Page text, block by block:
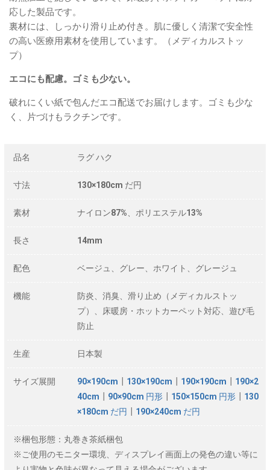
応した製品です。
裏材には、しっかり滑り止め付き。肌に優しく清潔で安全性
の高い医療用素材を使用しています。（メディカルストッ
プ）
エコにも配慮。ゴミも少ない。
破れにくい紙で包んだエコ配送でお届けします。ゴミも少な
く、片づけもラクチンです。
品名 ラグ ハク
寸法 130×180cm だ円
素材 ナイロン87%、ポリエステル13%
長さ 14mm
配色 ベージュ、グレー、ホワイト、グレージュ
機能
防炎、消臭、滑り止め（メディカルストッ
プ）、床暖房・ホットカーペット対応、遊び毛
防止
生産 日本製
サイズ展開 90×190cm 130×190cm 190×190cm
190×2
40cm
90×90cm 円形 150×150cm 円形
130
×180cm だ円
190×240cm だ円
※梱包形態：丸巻き茶紙梱包
※ご使用のモニター環境、ディスプレイ画面上の発色の違い等に